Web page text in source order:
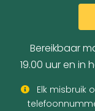
Bereikbaar
19.00 uur en in
Elk misbruik